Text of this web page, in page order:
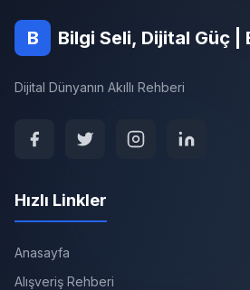
B Bilgi Seli, Dijital Güç |
Dijital Dünyanın Akıllı Rehberi
Hızlı Linkler
Anasayfa
Alışveriş Rehberi